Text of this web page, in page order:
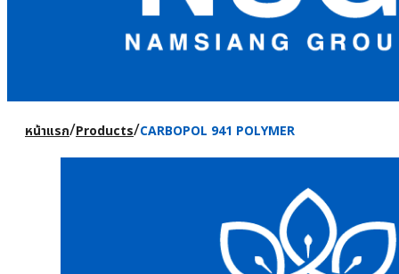
หน้าแรก/Products/CARBOPOL 941 POLYMER